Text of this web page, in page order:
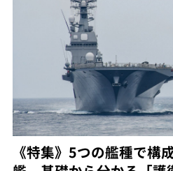
《特集》5つの艦種で構